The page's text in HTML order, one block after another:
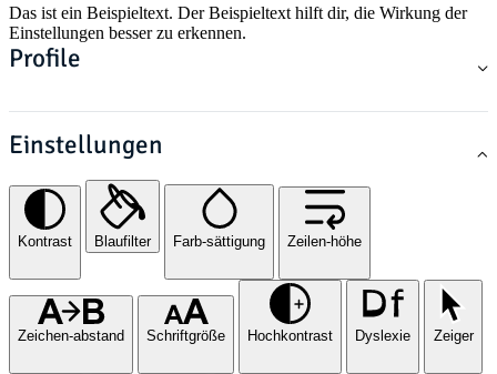
Das ist ein Beispieltext. Der Beispieltext hilft dir, die Wirkung der
Einstellungen besser zu erkennen.
Profile
Einstellungen
Kontrast Blaufilter Farb-sättigung Zeilen-höhe
Zeichen-abstand Schriftgröße Hochkontrast Dyslexie Zeiger